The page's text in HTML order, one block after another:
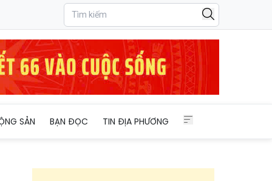
SẢN BẠN ĐỌC TIN ĐỊA PHƯƠNG